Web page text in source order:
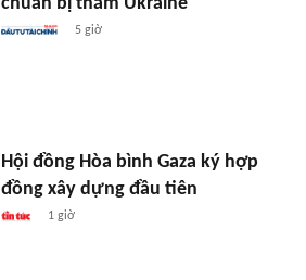
5 giờ
Hội đồng Hòa bình Gaza ký hợp
đồng xây dựng đầu tiên
1 giờ